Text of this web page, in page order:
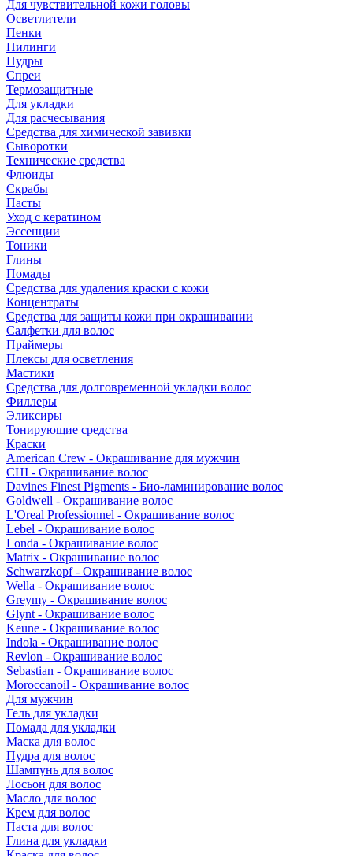
Для чувствительной кожи головы
Осветлители
Пенки
Пилинги
Пудры
Спреи
Термозащитные
Для укладки
Для расчесывания
Средства для химической завивки
Сыворотки
Технические средства
Флюиды
Скрабы
Пасты
Уход с кератином
Эссенции
Тоники
Глины
Помады
Средства для удаления краски с кожи
Концентраты
Средства для защиты кожи при окрашивании
Салфетки для волос
Праймеры
Плексы для осветления
Мастики
Средства для долговременной укладки волос
Филлеры
Эликсиры
Тонирующие средства
Краски
American Crew - Окрашивание для мужчин
CHI - Окрашивание волос
Davines Finest Pigments - Био-ламинирование волос
Goldwell - Окрашивание волос
L'Oreal Professionnel - Окрашивание волос
Lebel - Окрашивание волос
Londa - Окрашивание волос
Matrix - Окрашивание волос
Schwarzkopf - Окрашивание волос
Wella - Окрашивание волос
Greymy - Окрашивание волос
Glynt - Окрашивание волос
Keune - Окрашивание волос
Indola - Окрашивание волос
Revlon - Окрашивание волос
Sebastian - Окрашивание волос
Moroccanoil - Окрашивание волос
Для мужчин
Гель для укладки
Помада для укладки
Маска для волос
Пудра для волос
Шампунь для волос
Лосьон для волос
Масло для волос
Крем для волос
Паста для волос
Глина для укладки